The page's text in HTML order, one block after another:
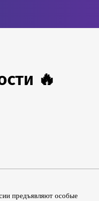
🔥
предъявляют особые